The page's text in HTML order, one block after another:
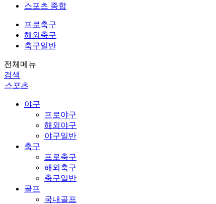
스포츠 종합
프로축구
해외축구
축구일반
전체메뉴
검색
스포츠
야구
프로야구
해외야구
야구일반
축구
프로축구
해외축구
축구일반
골프
국내골프